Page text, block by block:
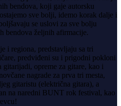
bendova, koji gaje autorsku
sve bolji, idemo korak dalje i
se uslovi za sve bolju
bendova željnih afirmacije.
i regiona, predstavljaju sa tri
predviđeni su i prigodni pokloni
gitarijadi, opreme za gitare, kao i
nagrade za prva tri mesta,
gitaristu (električna gitara), a
na naredni BUNT rok festival, kao